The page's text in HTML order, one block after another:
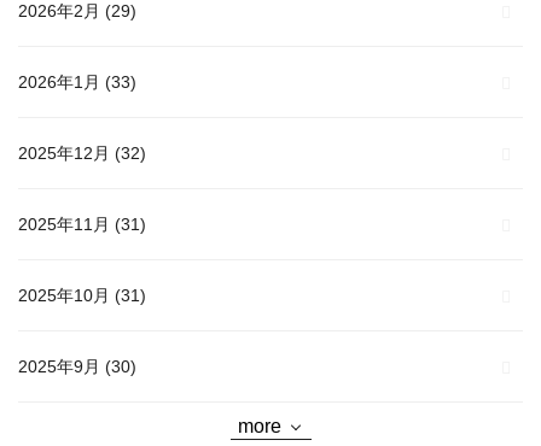
2026年2月 (29)
2026年1月 (33)
2025年12月 (32)
2025年11月 (31)
2025年10月 (31)
2025年9月 (30)
more